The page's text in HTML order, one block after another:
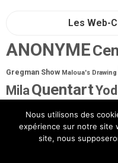
Les Web-
ANONYME
Gregman Show Maloua's Drawing
MilaQuentart
Nous utilisons des
expérience sur notre site
site, nous